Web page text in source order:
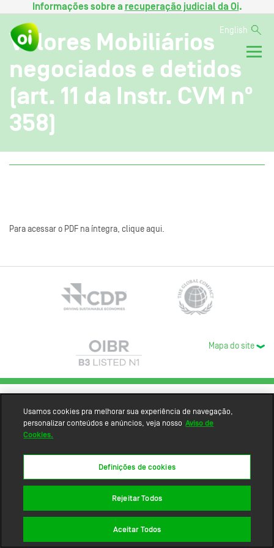
Informações sobre a recuperação judicial da Oi.
English
Valores Mobiliários
negociados e detidos
(art. 11 da Instr. CVM nº
358)
Para acessar o PDF na íntegra, clique aqui.
Mapa do site
Usamos cookies pra melhorar sua experiência de navegação,
personalizar conteúdos e anúncios, veja nosso Aviso de
Cookies.
Definições de cookies
Rejeitar Todos
Aceitar Todos